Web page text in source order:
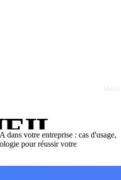
votre entreprise : cas d'usage,
pour réussir votre